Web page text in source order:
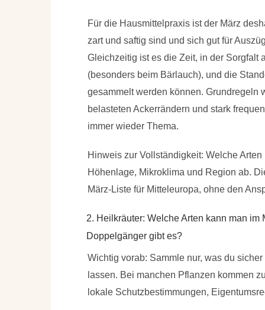
Für die Hausmittelpraxis ist der März
zart und saftig sind und sich gut für
Gleichzeitig ist es die Zeit, in der Sorgfalt
(besonders beim Bärlauch), und die
gesammelt werden können. Grundregeln
belasteten Ackerrändern und stark
immer wieder Thema.
Hinweis zur Vollständigkeit: Welche
Höhenlage, Mikroklima und Region ab.
März-Liste für Mitteleuropa, ohne den
2. Heilkräuter: Welche Arten kann man
Doppelgänger gibt es?
Wichtig vorab: Sammle nur, was du
lassen. Bei manchen Pflanzen kommen
lokale Schutzbestimmungen,